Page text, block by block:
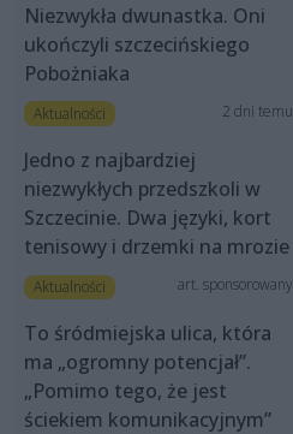
Niezwykła dwunastka. Oni
ukończyli szczecińskiego
Pobożniaka
Aktualności 2 dni temu
Jedno z najbardziej
niezwykłych przedszkoli w
Szczecinie. Dwa języki, kort
tenisowy i drzemki na mrozie
Aktualności art. sponsorowany
To śródmiejska ulica, która
ma „ogromny potencjał”.
„Pomimo tego, że jest
ściekiem komunikacyjnym”